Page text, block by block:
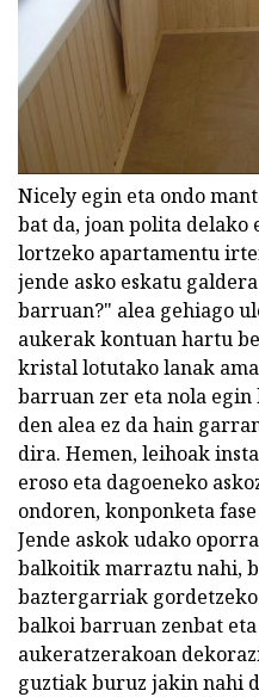
Nicely egin eta ondo
bat da, joan polita delako
lortzeko apartamentu
jende asko eskatu
barruan?" alea gehiago
aukerak kontuan hartu
kristal lotutako lanak
barruan zer eta nola egin
den alea ez da hain
dira. Hemen, leihoak
eroso eta dagoeneko
ondoren, konponketa
Jende askok udako
balkoitik marraztu nahi,
baztergarriak
balkoi barruan zenbat
aukeratzerakoan
guztiak buruz jakin nahi